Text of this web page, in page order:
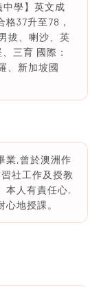
中學】英文成
37升至78，
拔、喇沙、英
三育 國際：
、新加坡國
業,曾於澳洲作
社工作及授教
本人有責任心,
地授課。